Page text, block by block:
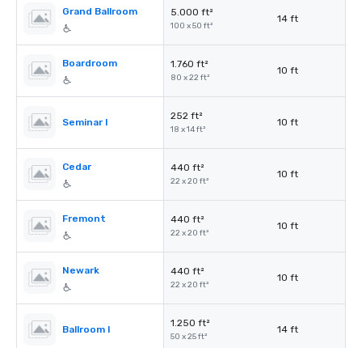
Grand Ballroom 5.000 ft²
100 x 50 ft²
14 ft
Boardroom 1.760 ft²
80 x 22 ft²
10 ft
Seminar I
252 ft²
18 x 14 ft²
10 ft
Cedar 440 ft²
22 x 20 ft²
10 ft
Fremont 440 ft²
22 x 20 ft²
10 ft
Newark 440 ft²
22 x 20 ft²
10 ft
Ballroom I
1.250 ft²
50 x 25 ft²
14 ft